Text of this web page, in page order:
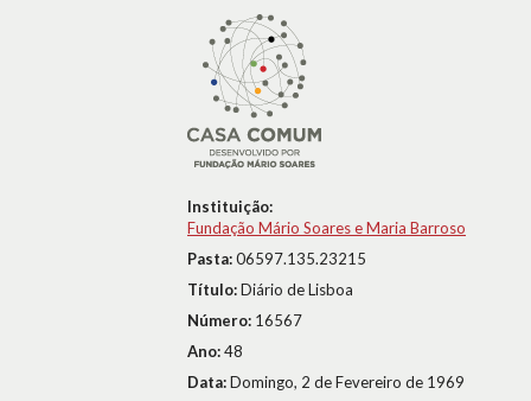
Instituição:
Fundação Mário Soares e Maria Barroso
Pasta:06597.135.23215
Título:Diário de Lisboa
Número: 16567
Ano:48
Data:Domingo, 2 de Fevereiro de 1969